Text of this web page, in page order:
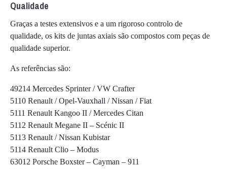
Qualidade
Graças a testes extensivos e a um rigoroso controlo de
qualidade, os kits de juntas axiais são compostos com peças de
qualidade superior.
As referências são:
49214 Mercedes Sprinter / VW Crafter
5110 Renault / Opel-Vauxhall / Nissan / Fiat
5111 Renault Kangoo II / Mercedes Citan
5112 Renault Megane II – Scénic II
5113 Renault / Nissan Kubistar
5114 Renault Clio – Modus
63012 Porsche Boxster – Cayman – 911